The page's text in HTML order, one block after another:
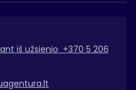
iš užsienio +370 5 206